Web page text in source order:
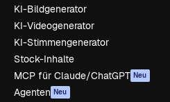
KI-Bildgenerator
KI-Videogenerator
KI-Stimmengenerator
Stock-Inhalte
MCP für Claude/ChatGPT Neu
Agenten Neu